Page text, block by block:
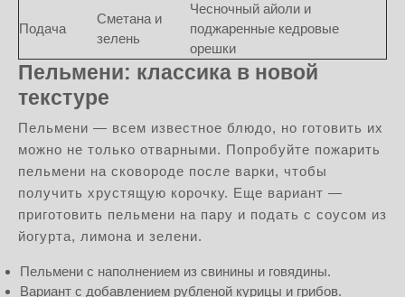
Подача
Сметана и
зелень
Чесночный айоли и
поджаренные кедровые
орешки
Пельмени: классика в новой
текстуре
Пельмени — всем известное блюдо, но готовить их
можно не только отварными. Попробуйте пожарить
пельмени на сковороде после варки, чтобы
получить хрустящую корочку. Еще вариант —
приготовить пельмени на пару и подать с соусом из
йогурта, лимона и зелени.
Пельмени с наполнением из свинины и говядины.
Вариант с добавлением рубленой курицы и грибов.